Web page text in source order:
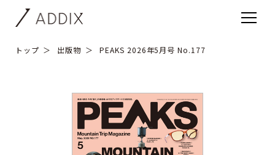
トップ 出版物 PEAKS 2026年5月号 No.177